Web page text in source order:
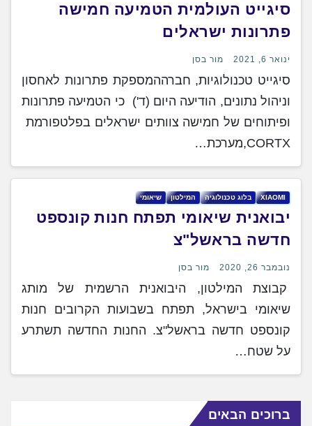
סיגייט העולמית הטמיעה חמישה
פתרונות ישראלים
ינואר 6, 2021 מור בסן
סיגייט טכנולוגיות, חברההמספקת פתרונות לאחסון
וניהול נתונים, הודיעה היום (ד') כי הטמיעה פתרונות
ופיתוחים של חמישה צוותים ישראלים בפלטפורמת
CORTX,מערכת…
XIAOMI בלוג טכנולוגיה המילטון שיאומי
יבואנית שיאומי תפתח חנות קונספט
חדשה בראשל"צ
נובמבר 26, 2020 מור בסן
קבוצת המילטון, היבואנית הרשמית של מותג
שיאומי בישראל, תפתח בשבועות הקרובים חנות
קונספט חדשה בראשל"צ. החנות החדשה תשתרע
על שטח…
ברוכים הבאים